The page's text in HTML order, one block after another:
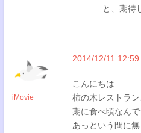
と、期待
iMovie
2014/12/11 12:59
こんにちは
柿の木レストラ
期に食べ頃なんで
あっという間に無